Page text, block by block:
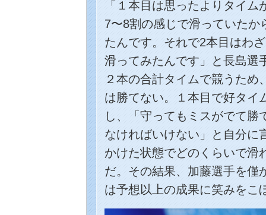
「１本目は思ったよりタイ
7〜8割の感じで滑っていた
たんです。それで2本目はわ
滑ってみたんです」と長島選
２本の合計タイムで競うた
は勝てない。１本目で好タイ
し、「守ってもミスがでて勝
なければいけない」と自分に
かけた状態でどのくらいで滑
だ。その結果、加藤選手を僅
は予想以上の成果に笑みをこ